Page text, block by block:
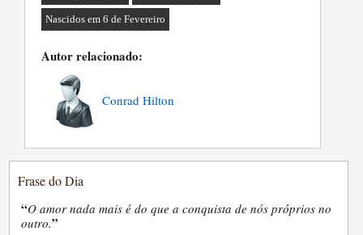
Nascidos em 6 de Fevereiro
Autor relacionado:
Conrad Hilton
Frase do Dia
“O amor nada mais é do que a conquista de nós próprios no
outro.”